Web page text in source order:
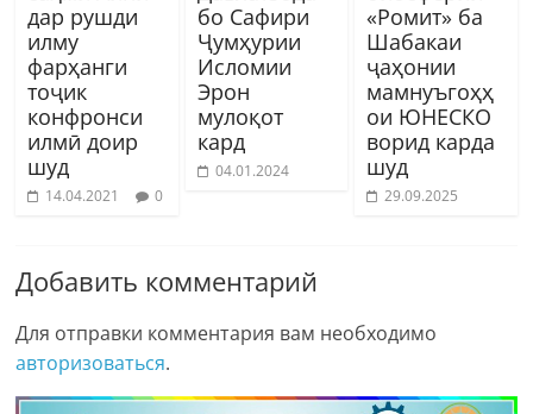
дар рушди
илму
фарҳанги
тоҷик
конфронси
илмӣ доир
шуд
14.04.2021 0
бо Сафири
Ҷумҳурии
Исломии
Эрон
мулоқот
кард
04.01.2024
«Ромит» ба
Шабакаи
ҷаҳонии
мамнуъгоҳҳ
ои ЮНЕСКО
ворид карда
шуд
29.09.2025
Добавить комментарий
Для отправки комментария вам необходимо
авторизоваться.